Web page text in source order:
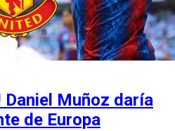
Daniel Muñoz daría
de Europa